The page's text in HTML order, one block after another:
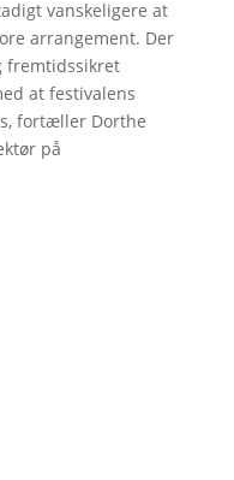
vanskeligere at
arrangement. Der
fremtidssikret
at festivalens
fortæller Dorthe
på